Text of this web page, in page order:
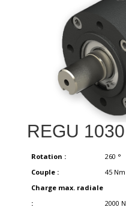
REGU 1030
Rotation : 260 °
Couple :
45 Nm
Charge max. radiale
:
2000 N